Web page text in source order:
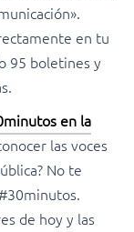
en tu
95 boletines y
en la
las voces
No te
de hoy y las